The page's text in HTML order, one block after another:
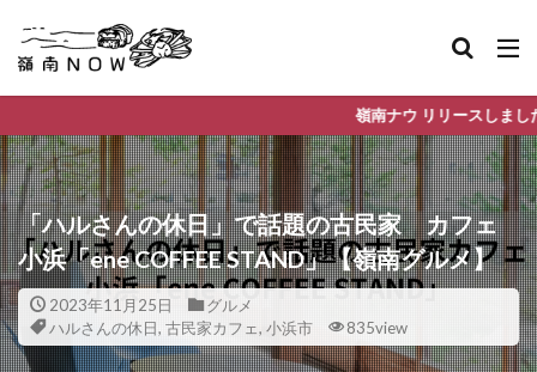
嶺南ナウ リリースしました。これから嶺南地域
「ハルさんの休日」で話題の古民家 カフェ
小浜「ene COFFEE STAND」【嶺南グルメ】
2023年11月25日
グルメ
ハルさんの休日, 古民家カフェ, 小浜市 835view